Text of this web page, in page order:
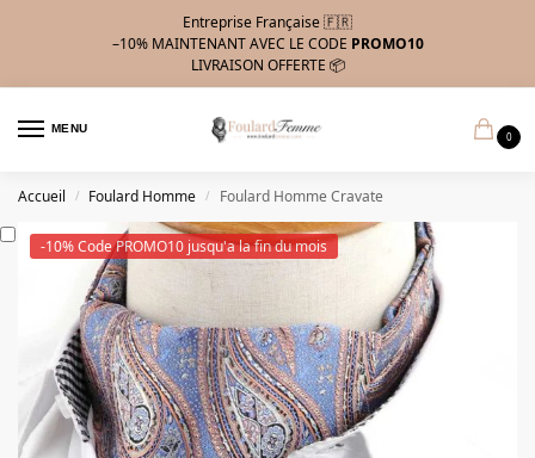
Entreprise Française 🇫🇷
–10% MAINTENANT AVEC LE CODE PROMO10
LIVRAISON OFFERTE 📦
MENU
0
Accueil / Foulard Homme / Foulard Homme Cravate
-10% Code PROMO10 jusqu'a la fin du mois